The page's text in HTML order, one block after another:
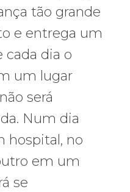
tão grande
e entrega um
cada dia o
um lugar
será
Num dia
hospital, no
em um
se